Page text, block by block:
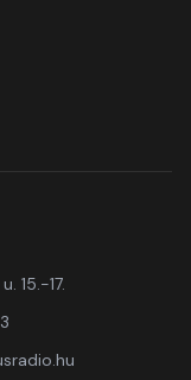
15.-17.